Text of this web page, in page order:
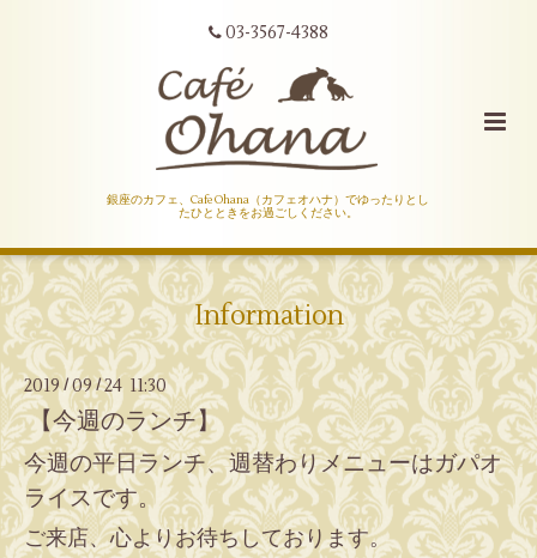
03-3567-4388
銀座のカフェ、Cafe Ohana（カフェオハナ）でゆったりとし
たひとときをお過ごしください。
Information
2019/09 /24 11:30
【今週のランチ】
今週の平日ランチ、週替わりメニューはガパオ
ライスです。
ご来店、心よりお待ちしております。